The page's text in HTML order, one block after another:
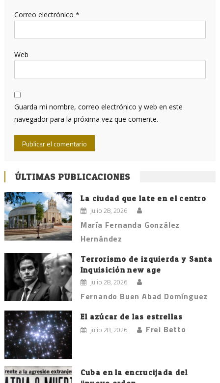
Correo electrónico *
Web
Guarda mi nombre, correo electrónico y web en este
navegador para la próxima vez que comente.
ÚLTIMAS PUBLICACIONES
La ciudad que late en el centro
julio 28, 2026
María Fernanda González
Hernández
Terrorismo de izquierda y Santa
Inquisición new age
julio 28, 2026
Fernando Buen Abad Domínguez
El azúcar de las estrellas
julio 28, 2026 Frei Betto
Cuba en la encrucijada del